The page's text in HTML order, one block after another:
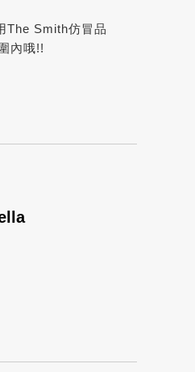
The Smith仿冒品
內哦!!